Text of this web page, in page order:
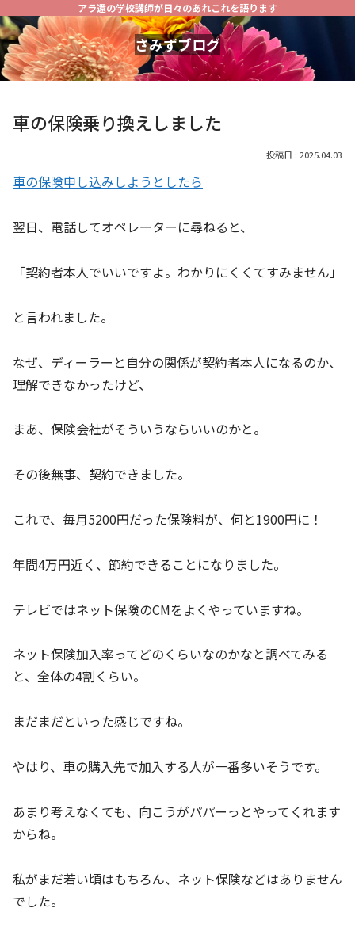
アラ還の学校講師が日々のあれこれを語ります
さみずブログ
車の保険乗り換えしました
2025.04.03
車の保険申し込みしようとしたら
翌日、電話してオペレーターに尋ねると、
「契約者本人でいいですよ。わかりにくくてすみません」
と言われました。
なぜ、ディーラーと自分の関係が契約者本人になるのか、
理解できなかったけど、
まあ、保険会社がそういうならいいのかと。
その後無事、契約できました。
これで、毎月5200円だった保険料が、何と1900円に！
年間4万円近く、節約できることになりました。
テレビではネット保険のCMをよくやっていますね。
ネット保険加入率ってどのくらいなのかなと調べてみる
と、全体の4割くらい。
まだまだといった感じですね。
やはり、車の購入先で加入する人が一番多いそうです。
あまり考えなくても、向こうがパパーっとやってくれます
からね。
私がまだ若い頃はもちろん、ネット保険などはありません
でした。